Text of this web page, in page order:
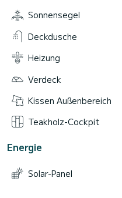
Sonnensegel
Deckdusche
Heizung
Verdeck
Kissen Außenbereich
Teakholz-Cockpit
Energie
Solar-Panel